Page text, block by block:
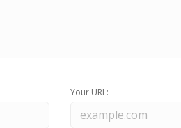
Your URL: